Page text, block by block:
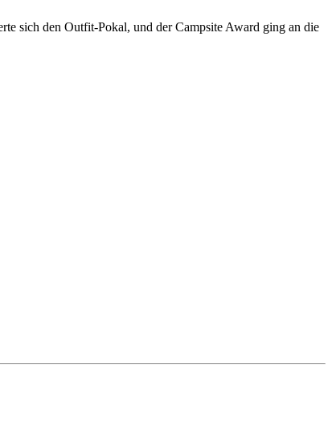
sich den Outfit-Pokal, und der Campsite Award ging an die